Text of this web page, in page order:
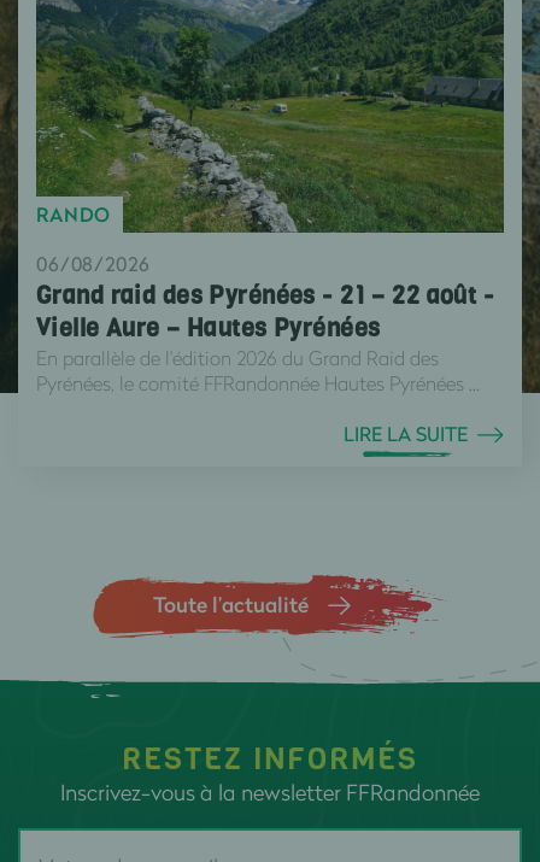
RANDO
06/08/2026
Grand raid des Pyrénées - 21 – 22 août -
Vielle Aure – Hautes Pyrénées
En parallèle de l'édition 2026 du Grand Raid des
Pyrénées, le comité FFRandonnée Hautes Pyrénées ...
LIRE LA SUITE
Toute l’actualité
RESTEZ INFORMÉS
Inscrivez-vous à la newsletter FFRandonnée